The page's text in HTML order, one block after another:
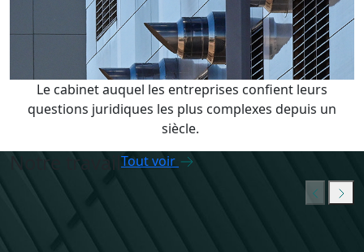
Le cabinet auquel les entreprises confient leurs
questions juridiques les plus complexes depuis un
siècle.
Notre travail Tout voir